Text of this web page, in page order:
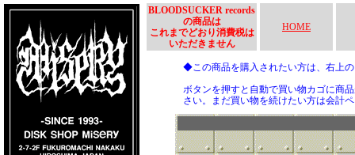
BLOODSUCKER records
の商品は
これまでどおり消費税は
いただきません
HOME
◆この商品を購入されたい方は、右上
ボタンを押すと自動で買い物カゴに商
さい。まだ買い物を続けたい方は会計